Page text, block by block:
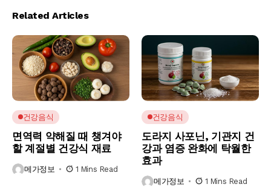
Related Articles
건강음식
면역력 약해질 때 챙겨야
할 계절별 건강식 재료
메가정보 1 Mins Read
건강음식
도라지 사포닌, 기관지 건
강과 염증 완화에 탁월한
효과
메가정보 1 Mins Read